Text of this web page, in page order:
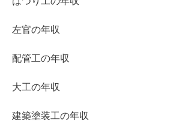
左官の年収
配管工の年収
大工の年収
建築塗装工の年収